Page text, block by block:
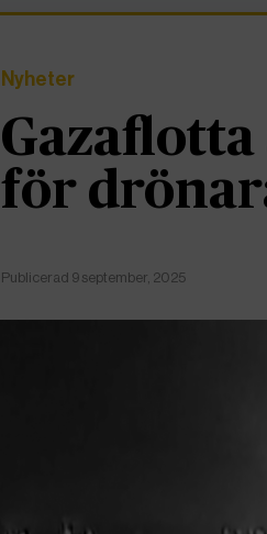
Nyheter
för
Publicerad 9 september, 2025